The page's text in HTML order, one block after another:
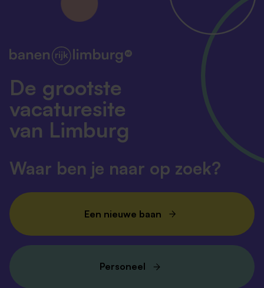
De grootste
vacaturesite
van Limburg
Waar ben je naar op zoek?
Een nieuwe baan
Personeel